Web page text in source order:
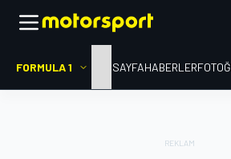
FORMULA 1 ANA SAYFAHABERLER